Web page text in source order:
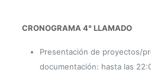
CRONOGRAMA 4° LLAMADO
Presentación de proyectos/
documentación: hasta las